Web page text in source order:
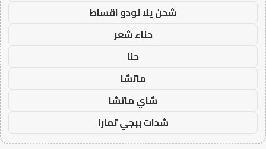
شحن يلا لودو اقساط
حناء شعر
حنا
ماتشا
شاي ماتشا
شدات ببجي تمارا